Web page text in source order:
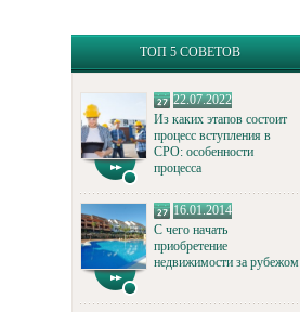
ТОП 5 СОВЕТОВ
22.07.2022
Из каких этапов состоит
процесс вступления в
СРО: особенности
процесса
16.01.2014
С чего начать
приобретение
недвижимости за рубежом